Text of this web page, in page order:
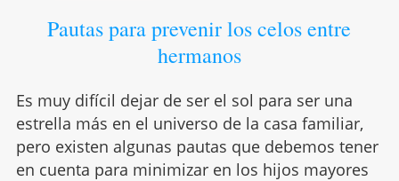
Pautas para prevenir los celos entre
hermanos
Es muy difícil dejar de ser el sol para ser una
estrella más en el universo de la casa familiar,
pero existen algunas pautas que debemos tener
en cuenta para minimizar en los hijos mayores